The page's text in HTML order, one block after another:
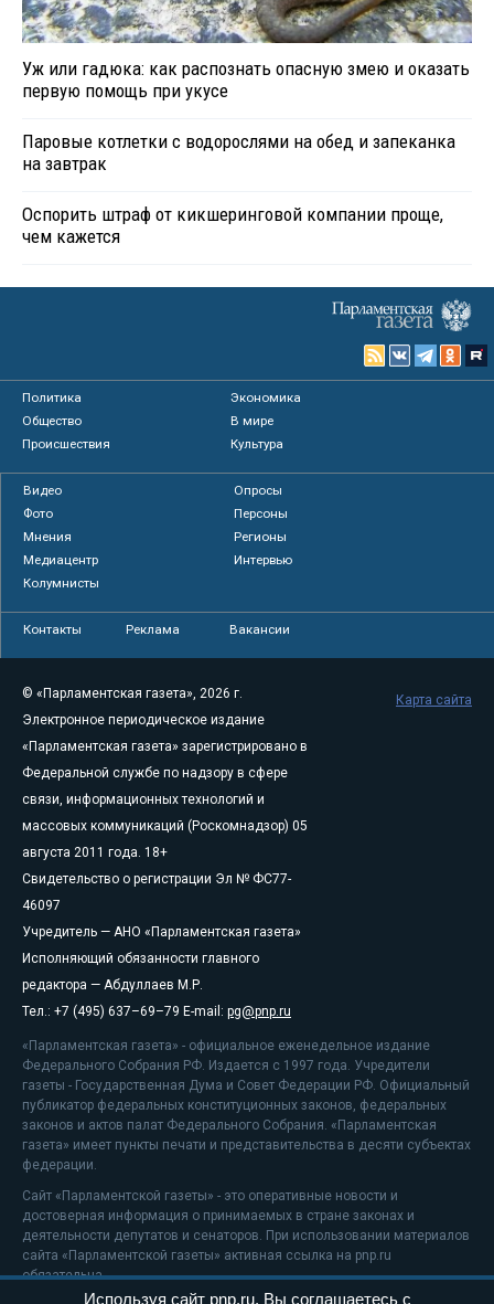
Уж или гадюка: как распознать опасную змею и оказать
первую помощь при укусе
Паровые котлетки с водорослями на обед и запеканка
на завтрак
Оспорить штраф от кикшеринговой компании проще,
чем кажется
Политика
Экономика
Общество
В мире
Происшествия
Культура
Видео
Опросы
Фото
Персоны
Мнения
Регионы
Медиацентр
Интервью
Колумнисты
Контакты Реклама Вакансии
© «Парламентская газета», 2026 г.
Электронное периодическое издание
«Парламентская газета» зарегистрировано в
Федеральной службе по надзору в сфере
связи, информационных технологий и
массовых коммуникаций (Роскомнадзор) 05
августа 2011 года. 18+
Свидетельство о регистрации Эл № ФС77-
46097
Учредитель — АНО «Парламентская газета»
Исполняющий обязанности главного
редактора — Абдуллаев М.Р.
Тел.: +7 (495) 637–69–79 E-mail: pg@pnp.ru
«Парламентская газета» - официальное еженедельное издание
Федерального Собрания РФ. Издается с 1997 года. Учредители
газеты - Государственная Дума и Совет Федерации РФ. Официальный
публикатор федеральных конституционных законов, федеральных
законов и актов палат Федерального Собрания. «Парламентская
газета» имеет пункты печати и представительства в десяти субъектах
федерации.
Сайт «Парламентской газеты» - это оперативные новости и
достоверная информация о принимаемых в стране законах и
деятельности депутатов и сенаторов. При использовании материалов
сайта «Парламентской газеты» активная ссылка на pnp.ru
обязательна.
Карта сайта
Используя сайт pnp.ru, Вы соглашаетесь с